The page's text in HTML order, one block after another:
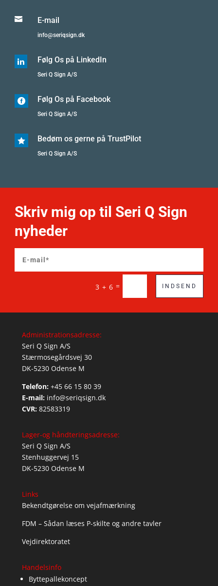
 E-mail
info@seriqsign.dk
 Følg Os på LinkedIn
Seri Q Sign A/S
 Følg Os på Facebook
Seri Q Sign A/S
 Bedøm os gerne på TrustPilot
Seri Q Sign A/S
Skriv mig op til Seri Q Sign
nyheder
3 + 6 = INDSEND
Administrationsadresse:
Seri Q Sign A/S
Stærmosegårdsvej 30
DK-5230 Odense M
Telefon: +45 66 15 80 39
E-mail: info@seriqsign.dk
CVR: 82583319
Lager-og håndteringsadresse:
Seri Q Sign A/S
Stenhuggervej 15
DK-5230 Odense M
Links
Bekendtgørelse om vejafmærkning
FDM – Sådan læses P-skilte og andre tavler
Vejdirektoratet
Handelsinfo
Byttepallekoncept